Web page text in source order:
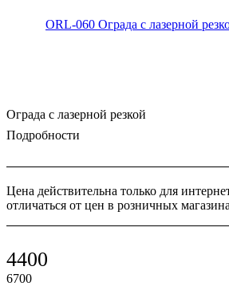
Ограда с лазерной резкой
Подробности
Цена действительна только для
отличаться от цен в розничных
4400
6700